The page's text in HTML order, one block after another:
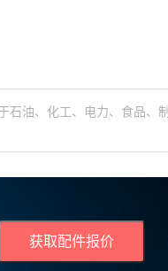
油、化工、电力、食品、制
获取配件报价